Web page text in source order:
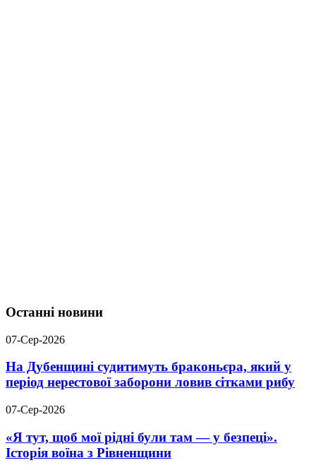
Останні новини
07-Сер-2026
На Дубенщині судитимуть браконьєра, який у
період нерестової заборони ловив сітками рибу
07-Сер-2026
«Я тут, щоб мої рідні були там — у безпеці».
Історія воїна з Рівненщини